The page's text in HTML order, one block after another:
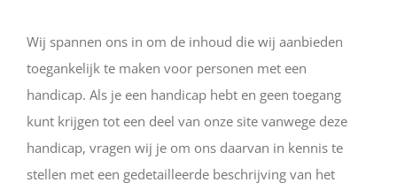
Wij spannen ons in om de inhoud die wij aanbieden
toegankelijk te maken voor personen met een
handicap. Als je een handicap hebt en geen toegang
kunt krijgen tot een deel van onze site vanwege deze
handicap, vragen wij je om ons daarvan in kennis te
stellen met een gedetailleerde beschrijving van het